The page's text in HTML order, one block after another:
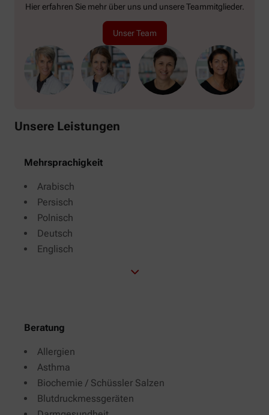
Hier erfahren Sie mehr über uns und unsere Teammitglieder.
Unser Team
Unsere Leistungen
Mehrsprachigkeit
Arabisch
Persisch
Polnisch
Deutsch
Englisch
Beratung
Allergien
Asthma
Biochemie / Schüssler Salzen
Blutdruckmessgeräten